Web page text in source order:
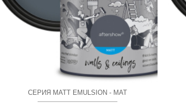
СЕРИЯ MATT EMULSION - МАТ